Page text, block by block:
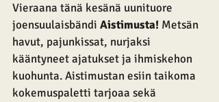
Vieraana tänä kesänä uunituore
joensuulaisbändi Aistimusta! Metsän
havut, pajunkissat, nurjaksi
kääntyneet ajatukset ja ihmiskehon
kuohunta. Aistimustan esiin taikoma
kokemuspaletti tarjoaa sekä